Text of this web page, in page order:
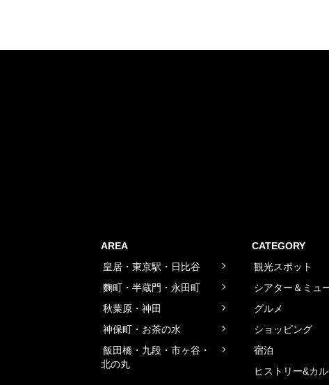
AREA
皇居・東京駅・日比谷
麴町・半蔵門・永田町
秋葉原・神田
神保町・お茶の水
飯田橋・九段・市ヶ谷・
北の丸
CATEGORY
観光スポット
シアター＆ミュ
グルメ
ショッピング
宿泊
ヒストリー&カ